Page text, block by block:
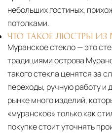
небольших гостиных,
потолками.
ЧТО ТАКОЕ ЛЮСТРЫ ИЗ
Муранское стекло — это
традициями острова
такого стекла ценятся за
переходы, ручную работу и
рынке много изделий,
«муранское» только как
покупке стоит уточнять